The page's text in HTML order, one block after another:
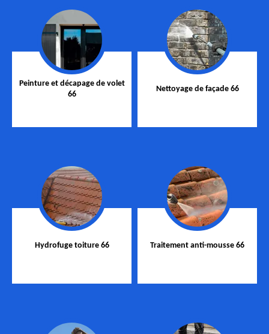
Peinture et décapage de volet
66
Nettoyage de façade 66
Hydrofuge toiture 66 Traitement anti-mousse 66